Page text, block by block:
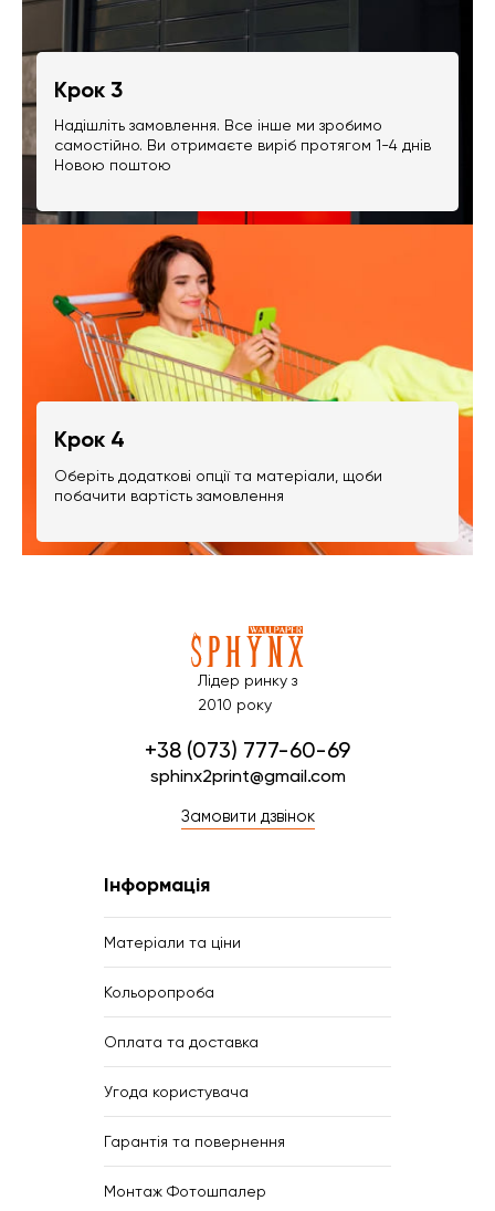
Крок 3
Надішліть замовлення. Все інше ми зробимо
самостійно. Ви отримаєте виріб протягом 1-4 днів
Новою поштою
Крок 4
Оберіть додаткові опції та матеріали, щоби
побачити вартість замовлення
Лідер ринку з
2010 року
+38 (073) 777-60-69
sphinx2print@gmail.com
Замовити дзвінок
Інформація
Матеріали та ціни
Кольоропроба
Оплата та доставка
Угода користувача
Гарантія та повернення
Монтаж Фотошпалер